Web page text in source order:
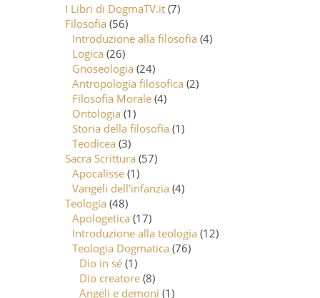
I Libri di DogmaTV.it (7)
Filosofia (56)
Introduzione alla filosofia (4)
Logica (26)
Gnoseologia (24)
Antropologia filosofica (2)
Filosofia Morale (4)
Ontologia (1)
Storia della filosofia (1)
Teodicea (3)
Sacra Scrittura (57)
Apocalisse (1)
Vangeli dell'infanzia (4)
Teologia (48)
Apologetica (17)
Introduzione alla teologia (12)
Teologia Dogmatica (76)
Dio in sé (1)
Dio creatore (8)
Angeli e demoni (1)